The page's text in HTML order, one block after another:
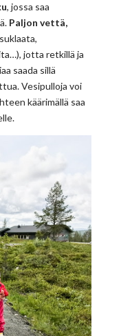
, jossa saa
Paljon vettä,
jotta retkillä ja
saada sillä
Vesipulloja voi
käärimällä saa